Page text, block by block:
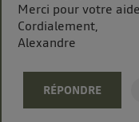
Merci pour votre
Cordialement,
Alexandre
RÉPONDRE